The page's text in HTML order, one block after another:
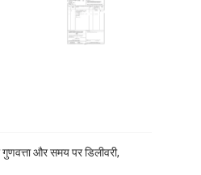
और समय पर डिलीवरी,